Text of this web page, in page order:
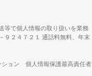
等で個人情報の取り扱いを業務
９２４７２１ 通話料無料、年末
ション 個人情報保護最高責任者